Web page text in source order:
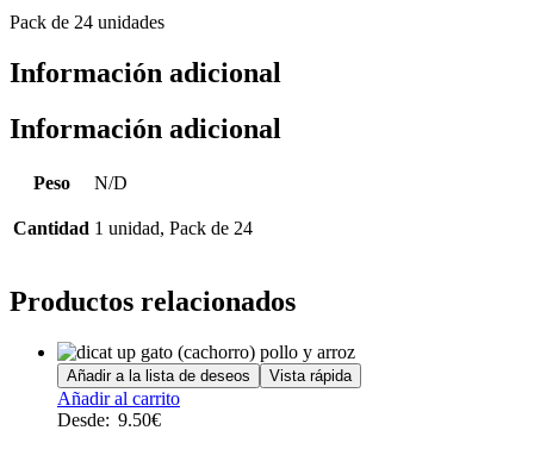
Pack de 24 unidades
Información adicional
Información adicional
Peso N/D
Cantidad 1 unidad, Pack de 24
Productos relacionados
Añadir a la lista de deseos Vista rápida
Añadir al carritoEste
Desde: 9.50€